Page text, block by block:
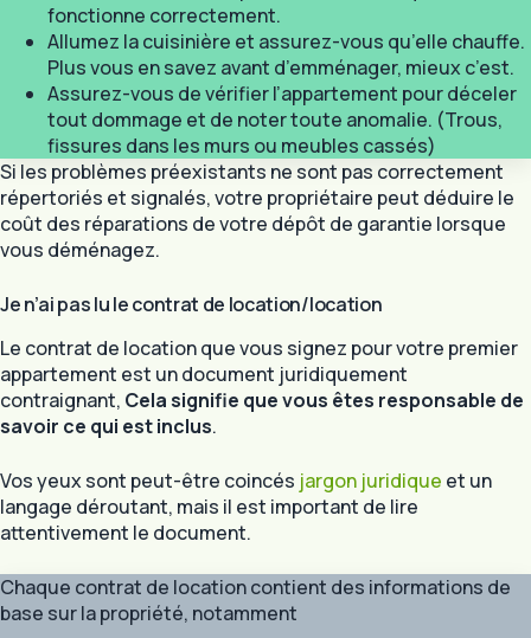
fonctionne correctement.
Allumez la cuisinière et assurez-vous qu’elle chauffe.
Plus vous en savez avant d’emménager, mieux c’est.
Assurez-vous de vérifier l’appartement pour déceler
tout dommage et de noter toute anomalie. (Trous,
fissures dans les murs ou meubles cassés)
Si les problèmes préexistants ne sont pas correctement
répertoriés et signalés, votre propriétaire peut déduire le
coût des réparations de votre dépôt de garantie lorsque
vous déménagez.
Je n’ai pas lu le contrat de location/location
Le contrat de location que vous signez pour votre premier
appartement est un document juridiquement
contraignant, Cela signifie que vous êtes responsable de
savoir ce qui est inclus.
Vos yeux sont peut-être coincés jargon juridique et un
langage déroutant, mais il est important de lire
attentivement le document.
Chaque contrat de location contient des informations de
base sur la propriété, notamment